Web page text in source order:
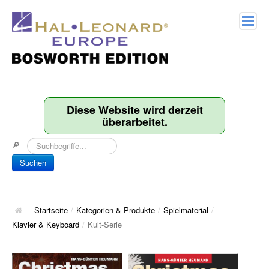
Verlagsprofil
Kontakt
Songbooks
10 Charthits
ACT Music
Diese Website wird derzeit
überarbeitet.
🔎
Suchen
Startseite / Kategorien & Produkte / Spielmaterial /
Klavier & Keyboard / Kult-Serie